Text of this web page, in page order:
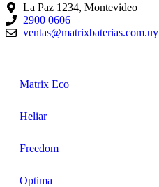
La Paz 1234, Montevideo
2900 0606
ventas@matrixbaterias.com.uy
Matrix Eco
Heliar
Freedom
Optima